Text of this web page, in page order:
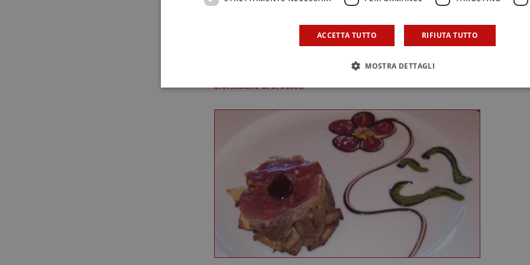
pezzetto di formaggio primosale fresco quindi chiudere le polpette in
non far fuoriuscire il formaggio. Friggere in olio extra vergine bollente e
Sformatino di broccoli
ACCETTA TUTTO RIFIUTA TUTTO
MOSTRA DETTAGLI